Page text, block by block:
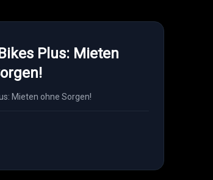
Plus: Mieten
Mieten ohne Sorgen!